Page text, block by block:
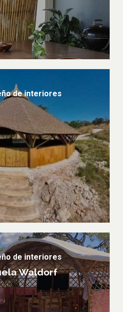
de interiores
de interiores
Waldorf